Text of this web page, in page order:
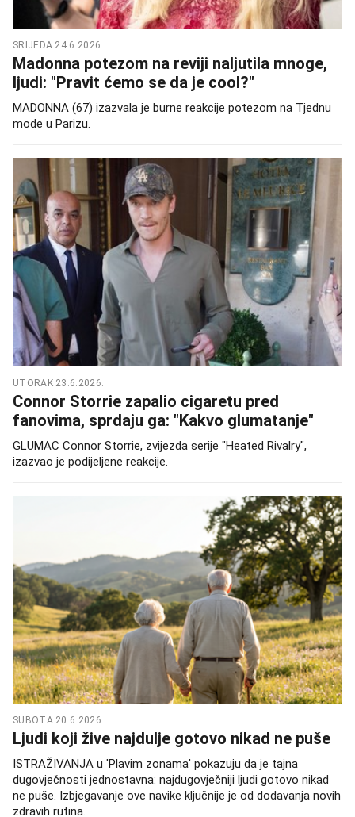
SRIJEDA 24.6.2026.
Madonna potezom na reviji naljutila mnoge,
ljudi: "Pravit ćemo se da je cool?"
MADONNA (67) izazvala je burne reakcije potezom na Tjednu
mode u Parizu.
UTORAK 23.6.2026.
Connor Storrie zapalio cigaretu pred
fanovima, sprdaju ga: "Kakvo glumatanje"
GLUMAC Connor Storrie, zvijezda serije "Heated Rivalry",
izazvao je podijeljene reakcije.
SUBOTA 20.6.2026.
Ljudi koji žive najdulje gotovo nikad ne puše
ISTRAŽIVANJA u 'Plavim zonama' pokazuju da je tajna
dugovječnosti jednostavna: najdugovječniji ljudi gotovo nikad
ne puše. Izbjegavanje ove navike ključnije je od dodavanja novih
zdravih rutina.